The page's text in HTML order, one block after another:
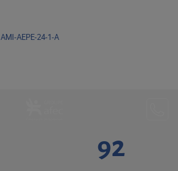
92
AMI-AEPE-24-1-A